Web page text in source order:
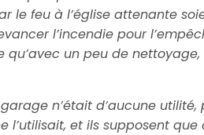
le feu à l’église attenante
l’incendie pour
qu’avec un peu de
n’était d’aucune
l’utilisait, et ils supposent que